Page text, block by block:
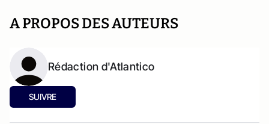
A PROPOS DES AUTEURS
Rédaction d'Atlantico
SUIVRE